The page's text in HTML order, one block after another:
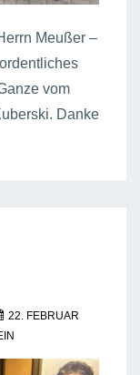
Meußer –
vom
Danke
22. FEBRUAR